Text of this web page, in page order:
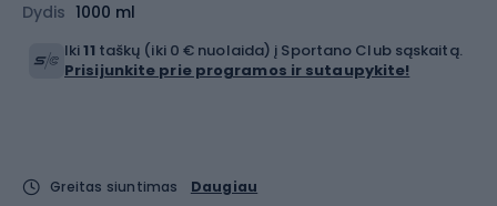
Dydis 1000 ml
Iki11 taškų (iki 0 € nuolaida) į Sportano Club sąskaitą.
Prisijunkite prie programos ir sutaupykite!
Greitas siuntimas
Daugiau